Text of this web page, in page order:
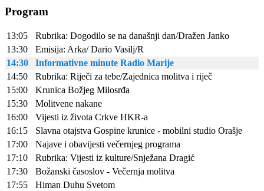
Program
13:05
Rubrika: Dogodilo se na današnji dan/Dražen Janko
13:30
Emisija: Arka/ Dario Vasilj/R
14:30
Informativne minute Radio Marije
14:50
Rubrika: Riječi za tebe/Zajednica molitva i riječ
15:00
Krunica Božjeg Milosrđa
15:30
Molitvene nakane
16:00
Vijesti iz života Crkve HKR-a
16:15
Slavna otajstva Gospine krunice - mobilni studio Orašje
17:00
Najave i obavijesti večernjeg programa
17:10
Rubrika: Vijesti iz kulture/Snježana Dragić
17:30
Božanski časoslov - Večernja molitva
17:55
Himan Duhu Svetom